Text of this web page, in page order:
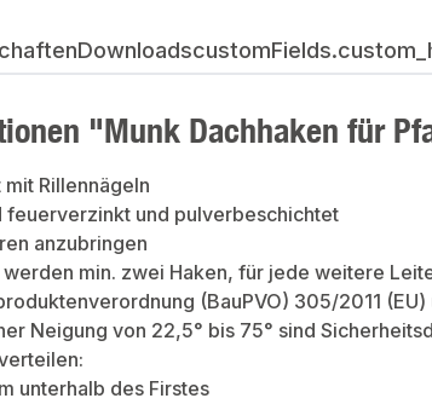
Downloads
"Munk Dachhaken für
Rillennägeln
feuerverzinkt und pulverbeschichtet
anzubringen
min. zwei Haken, für jede weitere
(BauPVO) 305/2011 (EU)
Neigung von 22,5° bis 75° sind
unterhalb des Firstes